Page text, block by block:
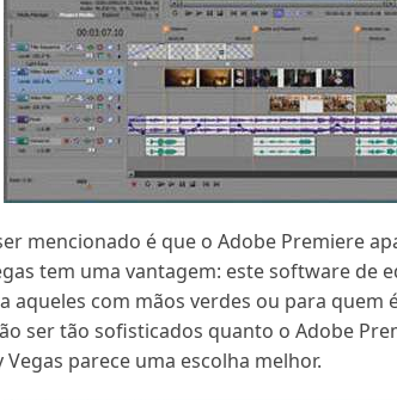
mencionado é que o Adobe Premiere
tem uma vantagem: este software
aqueles com mãos verdes ou para
ser tão sofisticados quanto o Adobe
parece uma escolha melhor.